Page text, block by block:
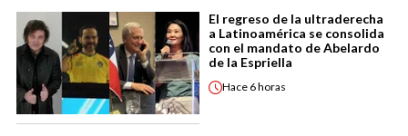
El regreso de la ultraderecha
a Latinoamérica se consolida
con el mandato de Abelardo
de la Espriella
Hace 6 horas